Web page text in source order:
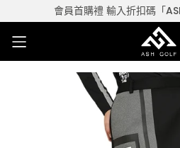
會員首購禮 輸入折扣碼「